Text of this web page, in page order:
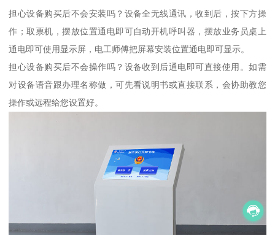
担心设备购买后不会安装吗？设备全无线通讯，收到后，按下方操
作；取票机，摆放位置通电即可自动开机呼叫器，摆放业务员桌上
通电即可使用显示屏，电工师傅把屏幕安装位置通电即可显示。
担心设备购买后不会操作吗？设备收到后通电即可直接使用。如需
对设备语音跟办理名称做，可先看说明书或直接联系，会协助教您
操作或远程给您设置好。